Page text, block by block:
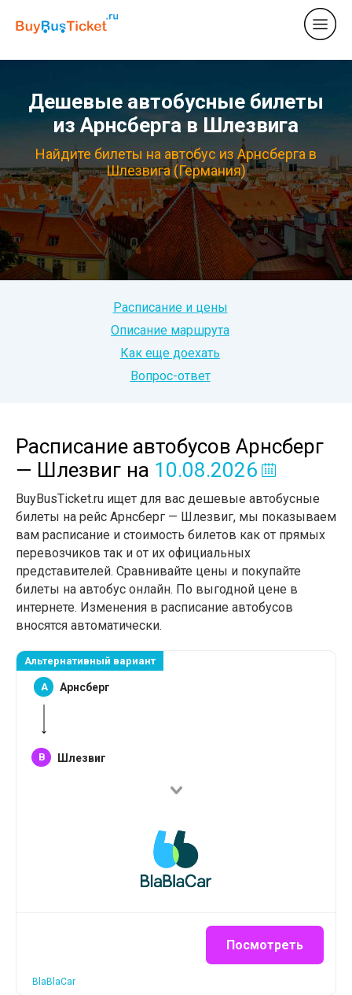
Дешевые автобусные билеты
из Арнсберга в Шлезвига
Найдите билеты на автобус из Арнсберга в
Шлезвига (Германия)
Расписание и цены
Описание маршрута
Как еще доехать
Вопрос-ответ
Расписание автобусов Арнсберг
— Шлезвиг на 10.08.2026
BuyBusTicket.ru ищет для вас дешевые автобусные
билеты на рейс Арнсберг — Шлезвиг, мы показываем
вам расписание и стоимость билетов как от прямых
перевозчиков так и от их официальных
представителей. Сравнивайте цены и покупайте
билеты на автобус онлайн. По выгодной цене в
интернете. Изменения в расписание автобусов
вносятся автоматически.
Альтернативный вариант
A Арнсберг
B Шлезвиг
Посмотреть
BlaBlaCar